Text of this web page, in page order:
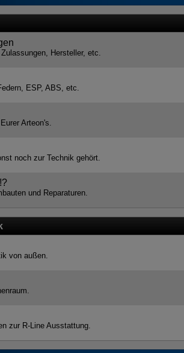
Hersteller, etc.
ESP, ABS, etc.
Arteon's.
noch zur Technik gehört.
und Reparaturen.
von außen.
zur R-Line Ausstattung.